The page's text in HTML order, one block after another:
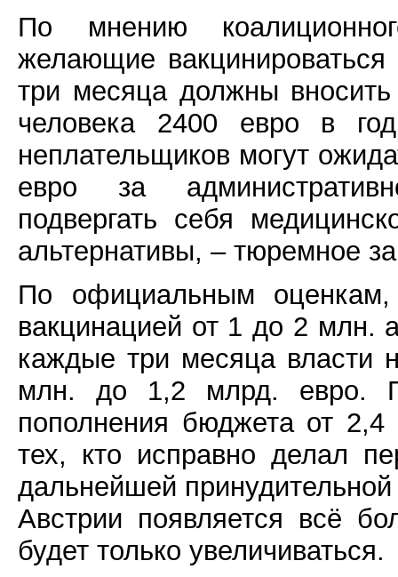
По мнению
желающие
три месяца должны
человека 2400 евро в
неплательщиков могут
евро за
подвергать себя
альтернативы, – тюремное
По официальным
вакцинацией от 1 до 2 млн.
каждые три месяца власти
млн. до 1,2 млрд. евро.
пополнения бюджета от
тех, кто исправно делал
дальнейшей
Австрии появляется всё
будет только увеличиваться.